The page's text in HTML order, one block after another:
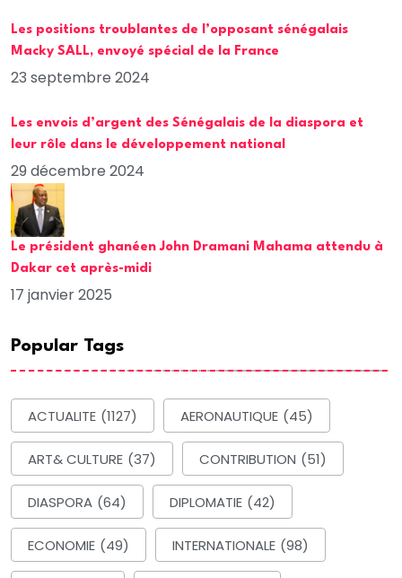
Les positions troublantes de l’opposant sénégalais
Macky SALL, envoyé spécial de la France
23 septembre 2024
Les envois d’argent des Sénégalais de la diaspora et
leur rôle dans le développement national
29 décembre 2024
Le président ghanéen John Dramani Mahama attendu à
Dakar cet après-midi
17 janvier 2025
Popular Tags
ACTUALITE (1127) AERONAUTIQUE (45)
ART& CULTURE (37) CONTRIBUTION (51)
DIASPORA (64) DIPLOMATIE (42)
ECONOMIE (49) INTERNATIONALE (98)